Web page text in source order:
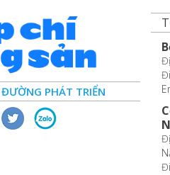
PHÁT TRIỂN